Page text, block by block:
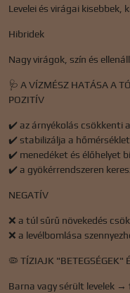
Levelei és virágai kisebbek,
Hibridek
Nagy virágok, szín és
🩺 A VÍZMÉSZ HATÁSA A
POZITÍV
✔️ az árnyékolás csökkenti
✔️ stabilizálja a
✔️ menedéket és élőhelyet
✔️ a gyökérrendszeren
NEGATÍV
❌ a túl sűrű növekedés
❌ a levélbomlása
🦠 TÍZIAJK "BETEGSÉGEK"
Barna vagy sérült levelek